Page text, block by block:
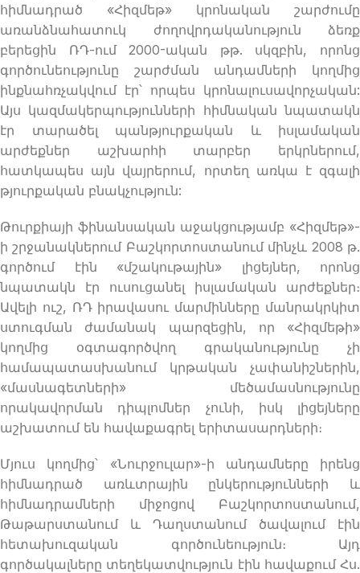
հիմնադրած «Հիզմեթ» կրոնական շարժումը
առանձնահատուկ ժողովրդականություն ձեռք
բերեցին ՌԴ-ում 2000-ական թթ. սկզբին, որոնց
գործունեությունը շարժման անդամների կողմից
ինքնահռչակվում էր՝ որպես կրոնալուսավորչական:
Այս կազմակերպությունների հիմնական նպատակն
էր տարածել պանթյուրքական և իսլամական
արժեքներ աշխարհի տարբեր երկրներում,
հատկապես այն վայրերում, որտեղ առկա է զգալի
թյուրքական բնակչություն:
Թուրքիայի ֆինանսական աջակցությամբ «Հիզմեթ»-
ի շրջանակներում Բաշկորտոստանում մինչև 2008 թ.
գործում էին «մշակութային» լիցեյներ, որոնց
նպատակն էր ուսուցանել իսլամական արժեքներ։
Ավելի ուշ, ՌԴ իրավասու մարմինները մանրակրկիտ
ստուգման ժամանակ պարզեցին, որ «Հիզմեթի»
կողմից օգտագործվող գրականությունը չի
համապատասխանում կրթական չափանիշներին,
«մասնագետների» մեծամասնությունը
որակավորման դիպլոմներ չունի, իսկ լիցեյները
աշխատում են հավաքագրել երիտասարդների։
Մյուս կողմից՝ «Նուրջուլար»-ի անդամները իրենց
հիմնադրած առևտրային ընկերությունների և
հիմնադրամների միջոցով Բաշկորտոստանում,
Թաթարստանում և Դաղստանում ծավալում էին
հետախուզական գործունեություն։ Այդ
գործակալները տեղեկատվություն էին հավաքում Հս.